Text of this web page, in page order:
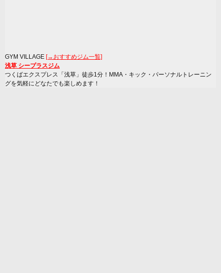
GYM VILLAGE [→おすすめジム一覧]
浅草 シープラスジム
つくばエクスプレス「浅草」徒歩1分！MMA・キック・パーソナルトレーニン
グを気軽にどなたでも楽しめます！